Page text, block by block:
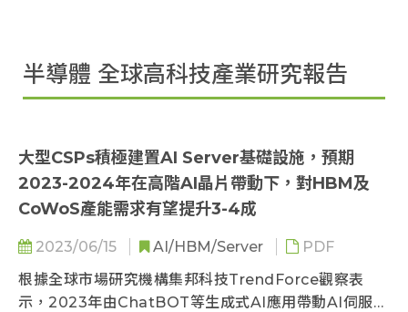
半導體 全球高科技產業研究報告
大型CSPs積極建置AI Server基礎設施，預期
2023-2024年在高階AI晶片帶動下，對HBM及
CoWoS產能需求有望提升3-4成
2023/06/15 AI/HBM/Server
PDF
根據全球市場研究機構集邦科技TrendForce觀察表
示，2023年由ChatBOT等生成式AI應用帶動AI伺服器